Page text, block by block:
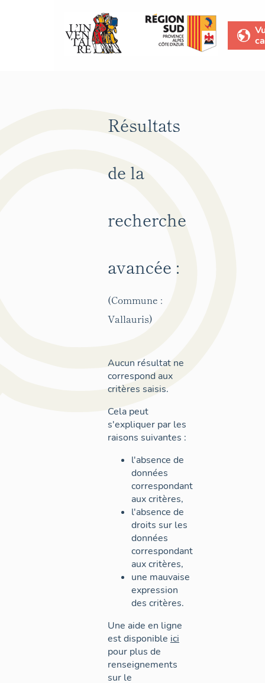
Résultats
de la
recherche
avancée :
(Commune :
Vallauris)
Aucun résultat ne
correspond aux
critères saisis.
Cela peut
s'expliquer par les
raisons suivantes :
l'absence de
données
correspondant
aux critères,
l'absence de
droits sur les
données
correspondant
aux critères,
une mauvaise
expression
des critères.
Une aide en ligne
est disponible ici
pour plus de
renseignements
sur le